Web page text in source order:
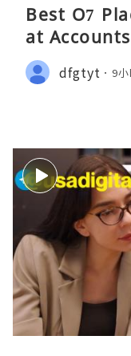
Best O7
at
dfgtyt 9